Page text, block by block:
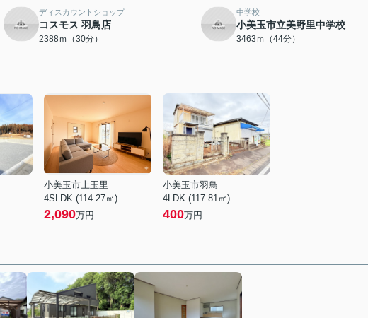
ディスカウントショップ
コスモス 羽鳥店
2388ｍ（30分）
中学校
小美玉市立美野里中学校
3463ｍ（44分）
小美玉市上玉里
4SLDK (114.27㎡)
2,090万円
小美玉市羽鳥
4LDK (117.81㎡)
400万円